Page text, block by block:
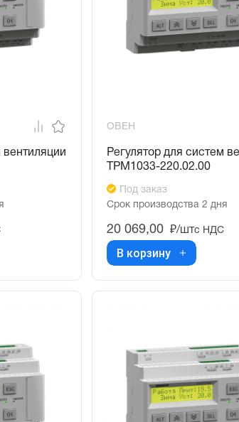
вентиляции
ОВЕН
Регулятор для систем
ТРМ1033-220.02.00
Под заказ
Срок производства 2 дня
20 069,00 ₽/штс НДС
В корзину